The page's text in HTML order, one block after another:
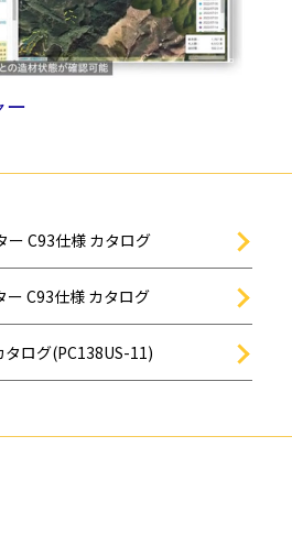
ー
ー C93仕様 カタログ
ー C93仕様 カタログ
ログ(PC138US-11)